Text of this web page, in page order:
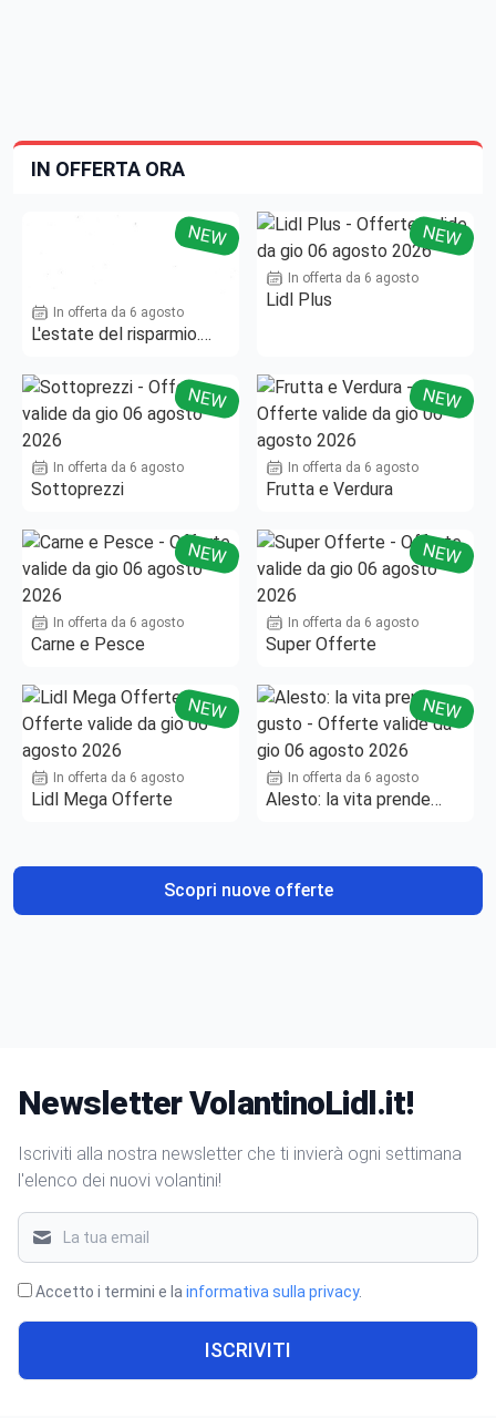
IN OFFERTA ORA
NEW
In offerta da 6 agosto
L'estate del risparmio.
NEW
In offerta da 6 agosto
Lidl Plus
NEW
In offerta da 6 agosto
Sottoprezzi
NEW
In offerta da 6 agosto
Frutta e Verdura
NEW
In offerta da 6 agosto
Carne e Pesce
NEW
In offerta da 6 agosto
Super Offerte
NEW
In offerta da 6 agosto
Lidl Mega Offerte
NEW
In offerta da 6 agosto
Alesto: la vita prende
Scopri nuove offerte
Newsletter VolantinoLidl.it!
Iscriviti alla nostra newsletter che ti invierà ogni settimana
l'elenco dei nuovi volantini!
Accetto i termini e la informativa sulla privacy.
ISCRIVITI